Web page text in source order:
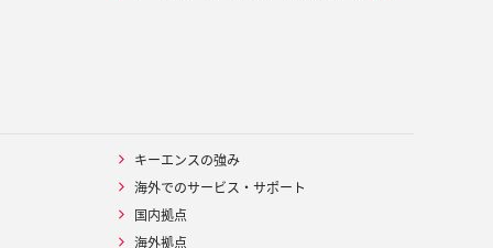
キーエンスの強み
海外でのサービス・サポート
国内拠点
海外拠点